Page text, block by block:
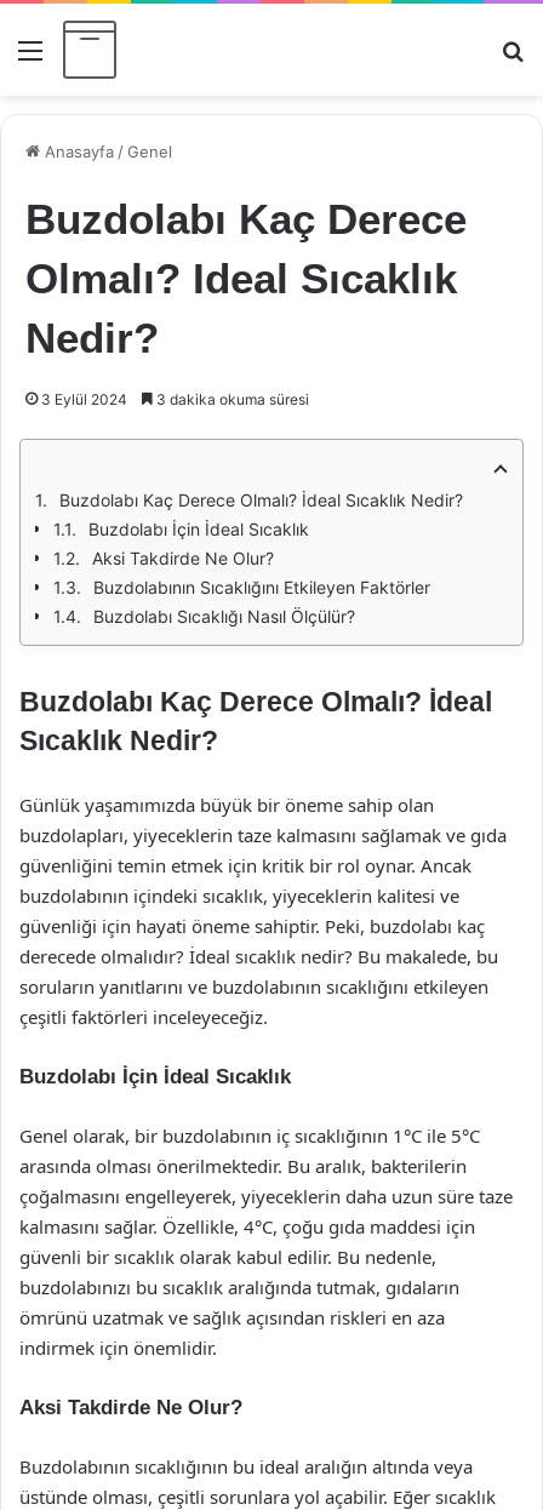
Menü
Anasayfa /Genel
Buzdolabı Kaç Derece
Olmalı? Ideal Sıcaklık
Nedir?
3 Eylül 2024 3 dakika okuma süresi
Buzdolabı Kaç Derece Olmalı? İdeal Sıcaklık Nedir?
Buzdolabı İçin İdeal Sıcaklık
Aksi Takdirde Ne Olur?
Buzdolabının Sıcaklığını Etkileyen Faktörler
Buzdolabı Sıcaklığı Nasıl Ölçülür?
Buzdolabı Kaç Derece Olmalı? İdeal
Sıcaklık Nedir?
Günlük yaşamımızda büyük bir öneme sahip olan
buzdolapları, yiyeceklerin taze kalmasını sağlamak ve gıda
güvenliğini temin etmek için kritik bir rol oynar. Ancak
buzdolabının içindeki sıcaklık, yiyeceklerin kalitesi ve
güvenliği için hayati öneme sahiptir. Peki, buzdolabı kaç
derecede olmalıdır? İdeal sıcaklık nedir? Bu makalede, bu
soruların yanıtlarını ve buzdolabının sıcaklığını etkileyen
çeşitli faktörleri inceleyeceğiz.
Buzdolabı İçin İdeal Sıcaklık
Genel olarak, bir buzdolabının iç sıcaklığının 1°C ile 5°C
arasında olması önerilmektedir. Bu aralık, bakterilerin
çoğalmasını engelleyerek, yiyeceklerin daha uzun süre taze
kalmasını sağlar. Özellikle, 4°C, çoğu gıda maddesi için
güvenli bir sıcaklık olarak kabul edilir. Bu nedenle,
buzdolabınızı bu sıcaklık aralığında tutmak, gıdaların
ömrünü uzatmak ve sağlık açısından riskleri en aza
indirmek için önemlidir.
Aksi Takdirde Ne Olur?
Buzdolabının sıcaklığının bu ideal aralığın altında veya
üstünde olması, çeşitli sorunlara yol açabilir. Eğer sıcaklık